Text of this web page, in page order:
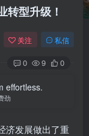
转型升级！
关注 私信
0 9 0
effortless.
劲
济发展做出了重